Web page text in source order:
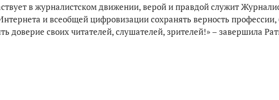
в журналистском движении, верой и правдой служит
и всеобщей цифровизации сохранять верность профессии,
доверие своих читателей, слушателей, зрителей!» – завершила